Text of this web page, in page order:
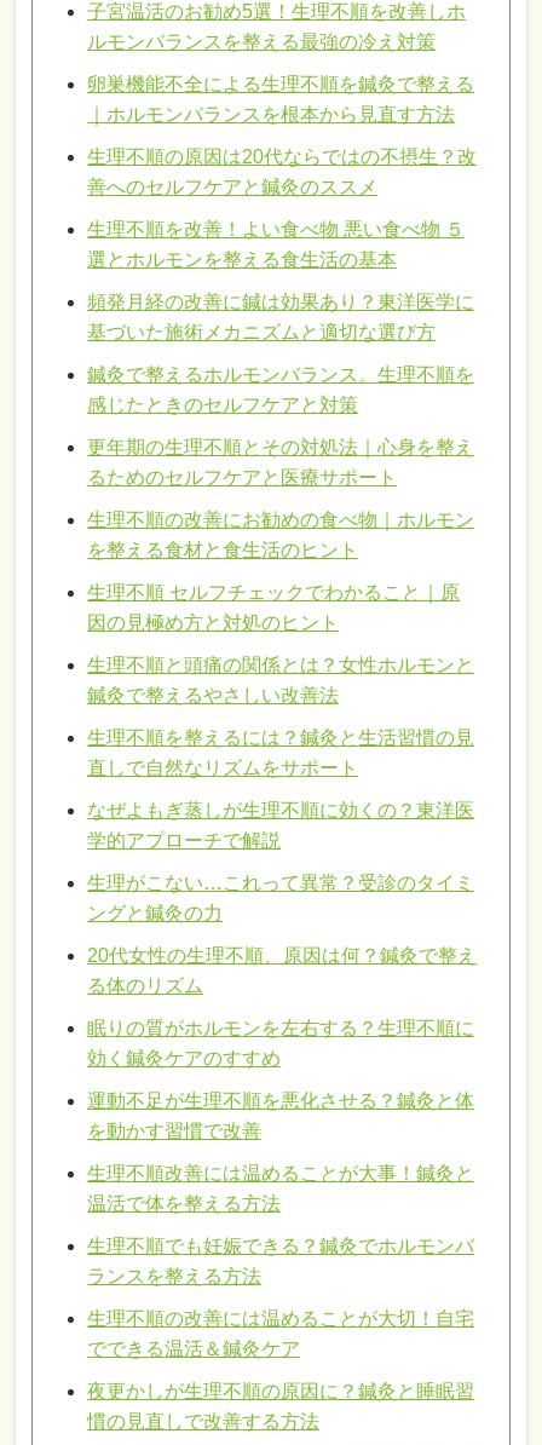
子宮温活のお勧め5選！生理不順を改善しホ
ルモンバランスを整える最強の冷え対策
卵巣機能不全による生理不順を鍼灸で整える
｜ホルモンバランスを根本から見直す方法
生理不順の原因は20代ならではの不摂生？改
善へのセルフケアと鍼灸のススメ
生理不順を改善！よい食べ物 悪い食べ物 ５
選とホルモンを整える食生活の基本
頻発月経の改善に鍼は効果あり？東洋医学に
基づいた施術メカニズムと適切な選び方
鍼灸で整えるホルモンバランス。生理不順を
感じたときのセルフケアと対策
更年期の生理不順とその対処法｜心身を整え
るためのセルフケアと医療サポート
生理不順の改善にお勧めの食べ物｜ホルモン
を整える食材と食生活のヒント
生理不順 セルフチェックでわかること｜原
因の見極め方と対処のヒント
生理不順と頭痛の関係とは？女性ホルモンと
鍼灸で整えるやさしい改善法
生理不順を整えるには？鍼灸と生活習慣の見
直しで自然なリズムをサポート
なぜよもぎ蒸しが生理不順に効くの？東洋医
学的アプローチで解説
生理がこない…これって異常？受診のタイミ
ングと鍼灸の力
20代女性の生理不順、原因は何？鍼灸で整え
る体のリズム
眠りの質がホルモンを左右する？生理不順に
効く鍼灸ケアのすすめ
運動不足が生理不順を悪化させる？鍼灸と体
を動かす習慣で改善
生理不順改善には温めることが大事！鍼灸と
温活で体を整える方法
生理不順でも妊娠できる？鍼灸でホルモンバ
ランスを整える方法
生理不順の改善には温めることが大切！自宅
でできる温活＆鍼灸ケア
夜更かしが生理不順の原因に？鍼灸と睡眠習
慣の見直しで改善する方法